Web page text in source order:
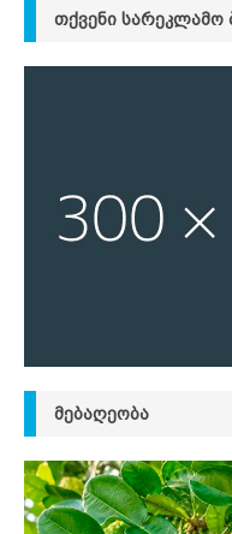
ᲗᲥᲕᲔᲜᲘ ᲡᲐᲠᲔᲙᲚᲐᲛᲝ
ᲛᲔᲑᲐᲦᲔᲝᲑᲐ